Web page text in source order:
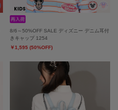
8/6～50%OFF SALE ディズニー デニム耳付
きキャップ 1254
￥1,595 (50%OFF)